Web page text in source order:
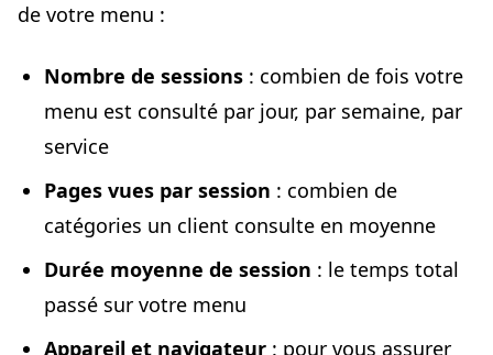
de votre menu :
Nombre de sessions : combien de fois votre
menu est consulté par jour, par semaine, par
service
Pages vues par session : combien de
catégories un client consulte en moyenne
Durée moyenne de session : le temps total
passé sur votre menu
Appareil et navigateur : pour vous assurer